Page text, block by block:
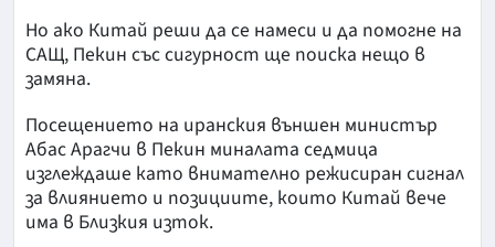
Но ако Китай реши да се намеси и да помогне на
САЩ, Пекин със сигурност ще поиска нещо в
замяна.
Посещението на иранския външен министър
Абас Арагчи в Пекин миналата седмица
изглеждаше като внимателно режисиран сигнал
за влиянието и позициите, които Китай вече
има в Близкия изток.